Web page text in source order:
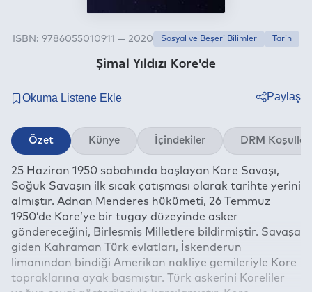
Şimal Yıldızı Kore'de
ISBN: 9786055010911 — 2020 Sosyal ve Beşeri Bilimler Tarih
Paylaş
Twitter
Linkedin
Whatsapp
E-mail
Özet Künye İçindekiler DRM Koşulları
25 Haziran 1950 sabahında başlayan Kore Savaşı,
Soğuk Savaşın ilk sıcak çatışması olarak tarihte yerini
almıştır. Adnan Menderes hükümeti, 26 Temmuz
1950’de Kore’ye bir tugay düzeyinde asker
göndereceğini, Birleşmiş Milletlere bildirmiştir. Savaşa
giden Kahraman Türk evlatları, İskenderun
limanından bindiği Amerikan nakliye gemileriyle Kore
topraklarına ayak basmıştır. Türk askerini Koreliler